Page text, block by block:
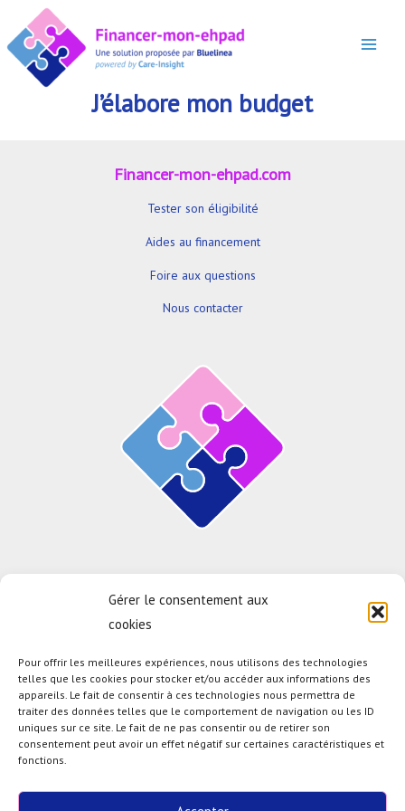
Gérer le consentement aux
cookies
Pour offrir les meilleures expériences, nous utilisons des technologies
telles que les cookies pour stocker et/ou accéder aux informations des
appareils. Le fait de consentir à ces technologies nous permettra de
traiter des données telles que le comportement de navigation ou les ID
uniques sur ce site. Le fait de ne pas consentir ou de retirer son
consentement peut avoir un effet négatif sur certaines caractéristiques et
fonctions.
contenu
J’élabore mon budget
Financer-mon-ehpad.com
Tester son éligibilité
Aides au financement
Foire aux questions
Nous contacter
En savoir plus sur le test d'éligibilité
Connaitre Bluelinea